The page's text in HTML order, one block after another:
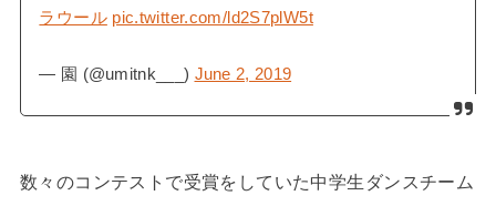
ラウール pic.twitter.com/ld2S7plW5t
— 園 (@umitnk___) June 2, 2019
数々のコンテストで受賞をしていた中学生ダンスチーム